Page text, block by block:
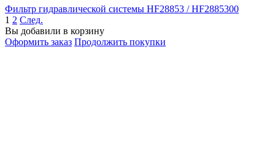
Фильтр гидравлической системы HF28853 / HF2885300
1 2 След.
Вы добавили в корзину
Оформить заказ Продолжить покупки